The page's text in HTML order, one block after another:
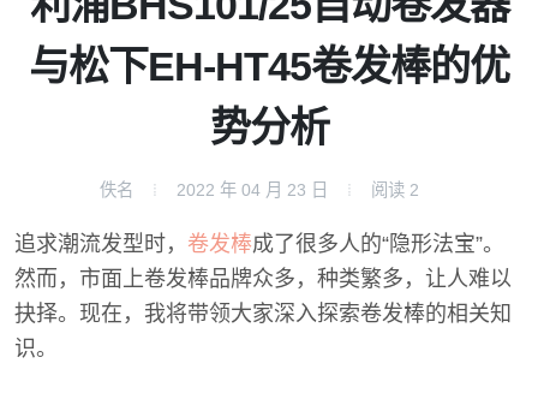
与松下EH-HT45卷发棒的优
势分析
佚名 2022 年 04 月 23 日 阅读 2
追求潮流发型时， 卷发棒成了很多人的“隐形法宝”。
然而，市面上卷发棒品牌众多，种类繁多，让人难以
抉择。现在，我将带领大家深入探索卷发棒的相关知
识。